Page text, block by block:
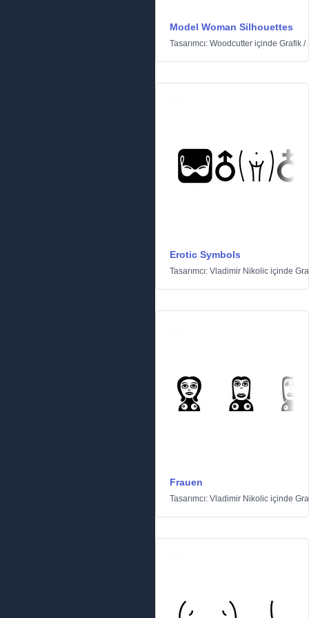
Model Woman Silhouettes
Tasarımcı: Woodcutter içinde Grafik /
Erotic Symbols
Tasarımcı: Vladimir Nikolic içinde
Frauen
Tasarımcı: Vladimir Nikolic içinde